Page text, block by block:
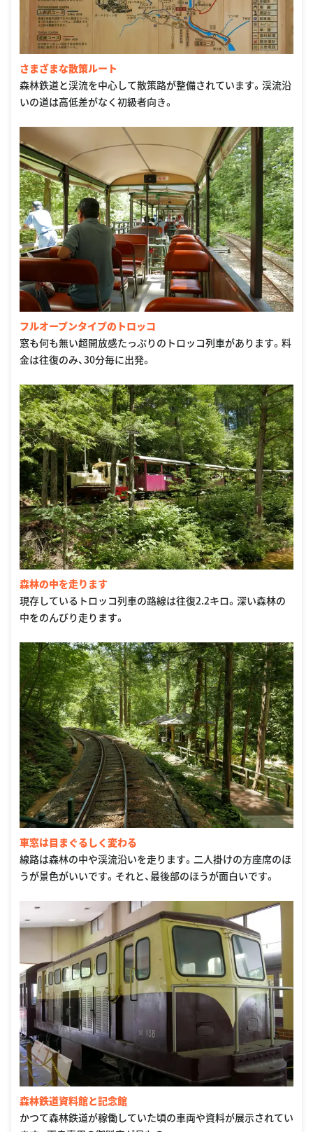
さまざまな散策ルート
森林鉄道と渓流を中心して散策路が整備されています。渓流沿
いの道は高低差がなく初級者向き。
フルオープンタイプのトロッコ
窓も何も無い超開放感たっぷりのトロッコ列車があります。料
金は往復のみ、30分毎に出発。
森林の中を走ります
現存しているトロッコ列車の路線は往復2.2キロ。深い森林の
中をのんびり走ります。
車窓は目まぐるしく変わる
線路は森林の中や渓流沿いを走ります。二人掛けの方座席のほ
うが景色がいいです。それと、最後部のほうが面白いです。
森林鉄道資料館と記念館
かつて森林鉄道が稼働していた頃の車両や資料が展示されてい